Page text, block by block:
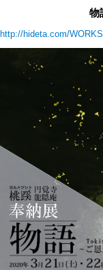
http://hideta.com/